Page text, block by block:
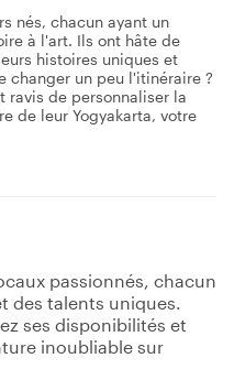
nés, chacun ayant un
à l'art. Ils ont hâte de
histoires uniques et
changer un peu l'itinéraire ?
ravis de personnaliser la
de leur Yogyakarta, votre
passionnés, chacun
des talents uniques.
ses disponibilités et
inoubliable sur